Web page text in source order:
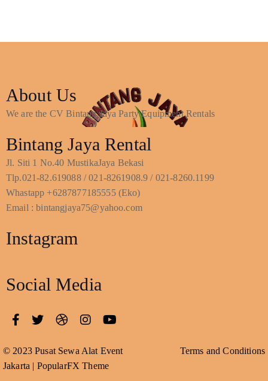
About Us
We are the CV Bintang Jaya Party Equipment Rentals
Bintang Jaya Rental
Jl. Siti 1 No.40 MustikaJaya Bekasi
Tlp.021-82.619088 / 021-8261908.9 / 021-8260.1199
Whastapp +6287877185555 (Eko)
Email : bintangjaya75@yahoo.com
Instagram
Social Media
© 2023 Pusat Sewa Alat Event
Jakarta | PopularFX Theme
Terms and Conditions